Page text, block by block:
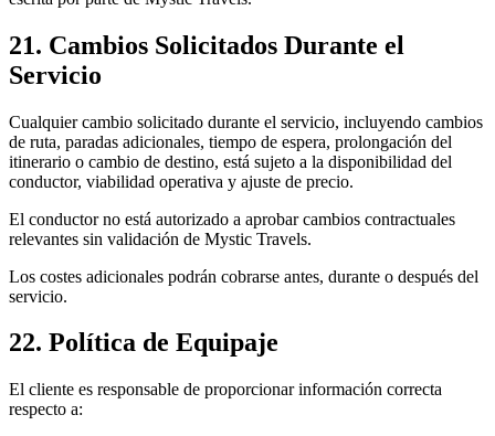
21. Cambios Solicitados Durante el
Servicio
Cualquier cambio solicitado durante el servicio, incluyendo cambios
de ruta, paradas adicionales, tiempo de espera, prolongación del
itinerario o cambio de destino, está sujeto a la disponibilidad del
conductor, viabilidad operativa y ajuste de precio.
El conductor no está autorizado a aprobar cambios contractuales
relevantes sin validación de Mystic Travels.
Los costes adicionales podrán cobrarse antes, durante o después del
servicio.
22. Política de Equipaje
El cliente es responsable de proporcionar información correcta
respecto a: